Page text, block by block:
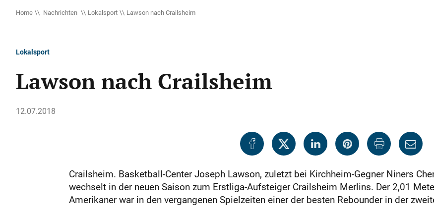
Home Nachrichten Lokalsport Lawson nach Crailsheim
Lokalsport
Lawson nach Crailsheim
12.07.2018
Crailsheim. Basketball-Center Joseph Lawson, zuletzt bei Kirchheim-Gegner Niners
wechselt in der neuen Saison zum Erstliga-Aufsteiger Crailsheim Merlins. Der 2,01
Amerikaner war in den vergangenen Spielzeiten einer der besten Rebounder in der